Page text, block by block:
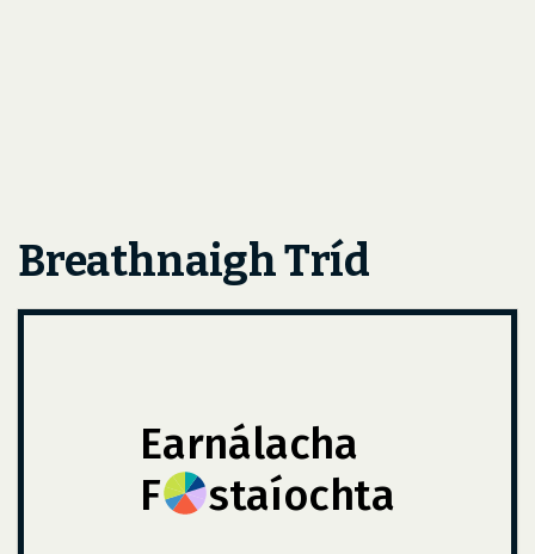
Breathnaigh Tríd
Earnálacha
F
staíochta